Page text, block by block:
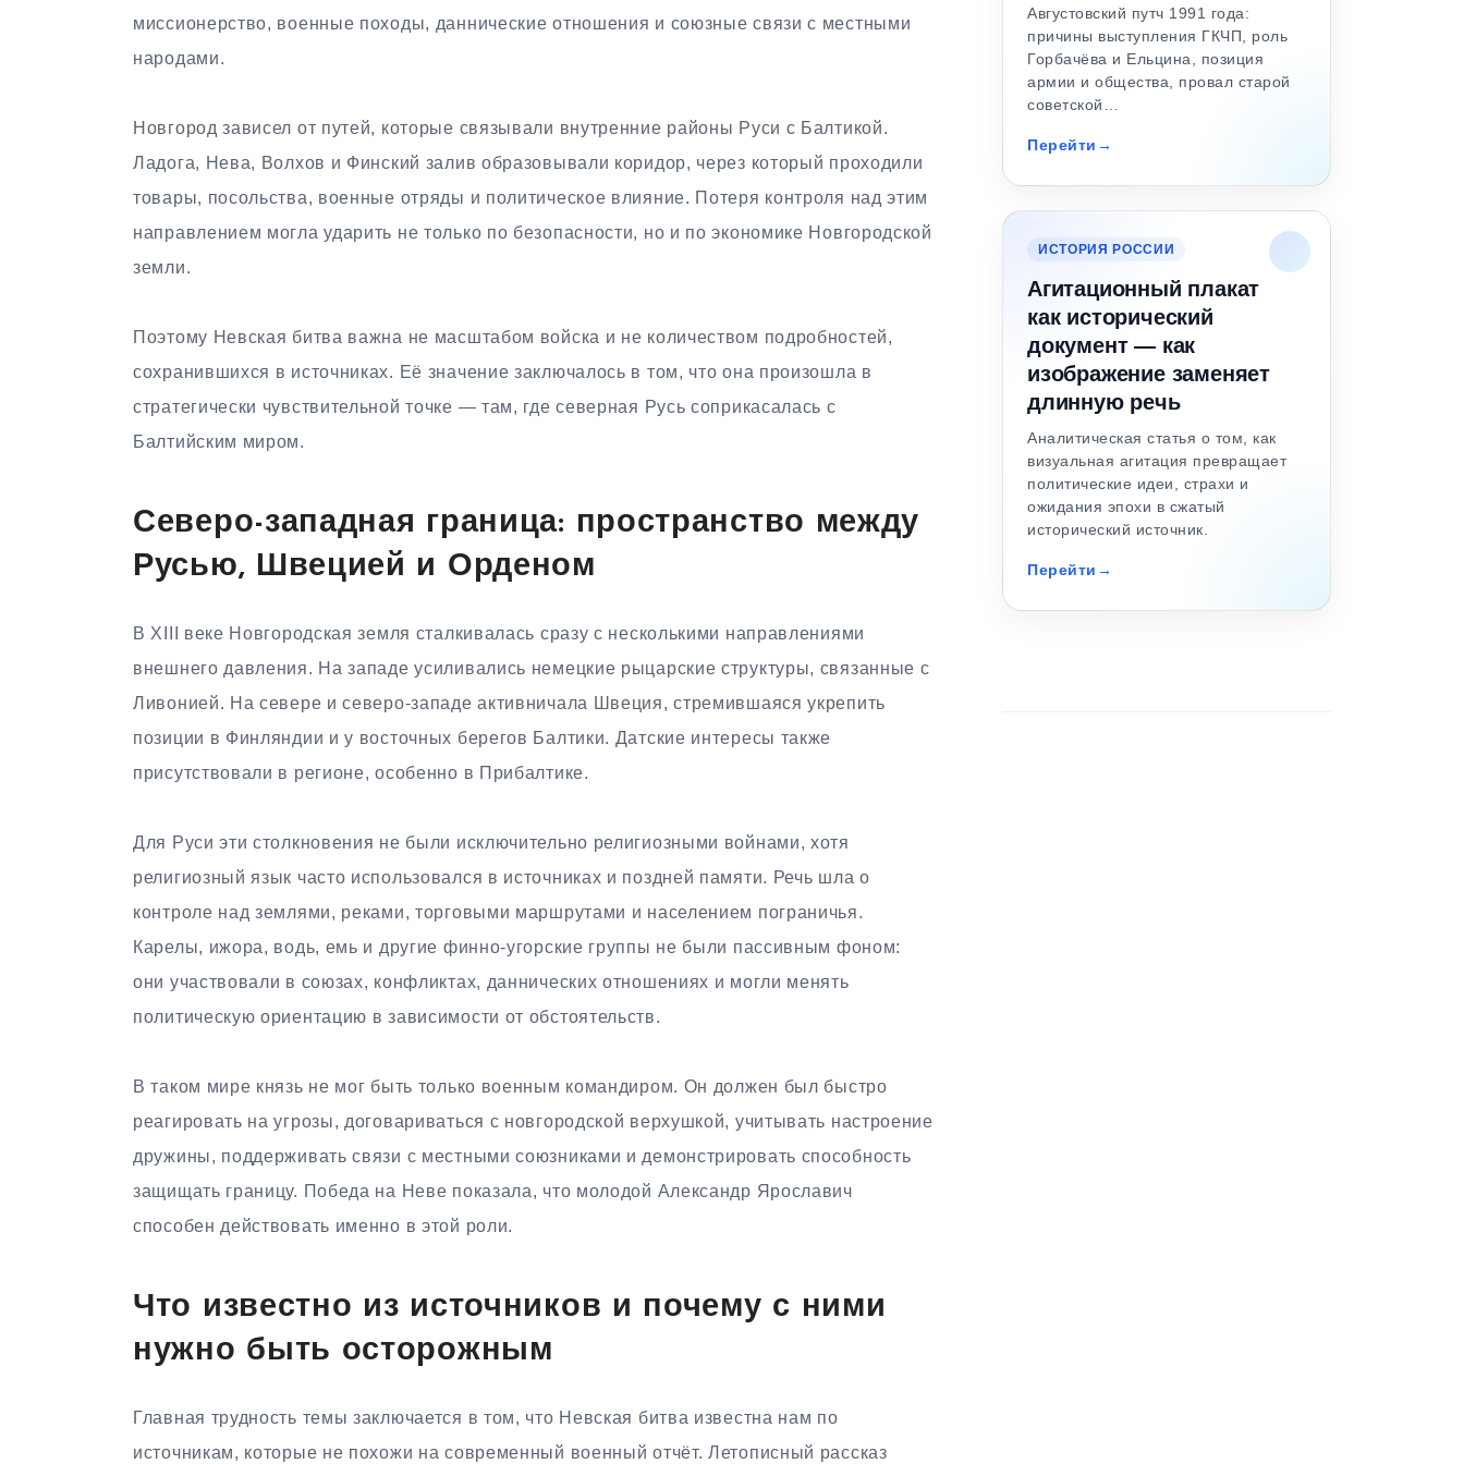
миссионерство, военные походы, даннические отношения и союзные связи с местными
народами.
Новгород зависел от путей, которые связывали внутренние районы Руси с Балтикой.
Ладога, Нева, Волхов и Финский залив образовывали коридор, через который проходили
товары, посольства, военные отряды и политическое влияние. Потеря контроля над этим
направлением могла ударить не только по безопасности, но и по экономике Новгородской
земли.
Поэтому Невская битва важна не масштабом войска и не количеством подробностей,
сохранившихся в источниках. Её значение заключалось в том, что она произошла в
стратегически чувствительной точке — там, где северная Русь соприкасалась с
Балтийским миром.
Северо-западная граница: пространство между
Русью, Швецией и Орденом
В XIII веке Новгородская земля сталкивалась сразу с несколькими направлениями
внешнего давления. На западе усиливались немецкие рыцарские структуры, связанные с
Ливонией. На севере и северо-западе активничала Швеция, стремившаяся укрепить
позиции в Финляндии и у восточных берегов Балтики. Датские интересы также
присутствовали в регионе, особенно в Прибалтике.
Для Руси эти столкновения не были исключительно религиозными войнами, хотя
религиозный язык часто использовался в источниках и поздней памяти. Речь шла о
контроле над землями, реками, торговыми маршрутами и населением пограничья.
Карелы, ижора, водь, емь и другие финно-угорские группы не были пассивным фоном:
они участвовали в союзах, конфликтах, даннических отношениях и могли менять
политическую ориентацию в зависимости от обстоятельств.
В таком мире князь не мог быть только военным командиром. Он должен был быстро
реагировать на угрозы, договариваться с новгородской верхушкой, учитывать настроение
дружины, поддерживать связи с местными союзниками и демонстрировать способность
защищать границу. Победа на Неве показала, что молодой Александр Ярославич
способен действовать именно в этой роли.
Что известно из источников и почему с ними
нужно быть осторожным
Главная трудность темы заключается в том, что Невская битва известна нам по
источникам, которые не похожи на современный военный отчёт. Летописный рассказ
Августовский путч 1991 года:
причины выступления ГКЧП, роль
Горбачёва и Ельцина, позиция
армии и общества, провал старой
советской…
Перейти
ИСТОРИЯ РОССИИ
Агитационный плакат
как исторический
документ — как
изображение заменяет
длинную речь
Аналитическая статья о том, как
визуальная агитация превращает
политические идеи, страхи и
ожидания эпохи в сжатый
исторический источник.
Перейти